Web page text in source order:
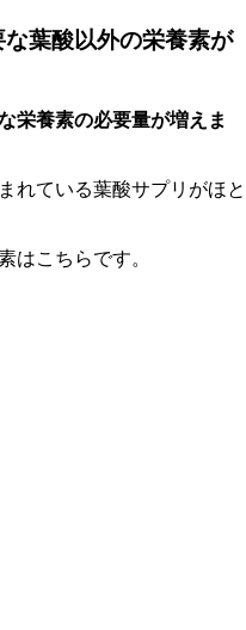
葉酸以外の栄養素が
栄養素の必要量が増えま
れている葉酸サプリがほと
はこちらです。